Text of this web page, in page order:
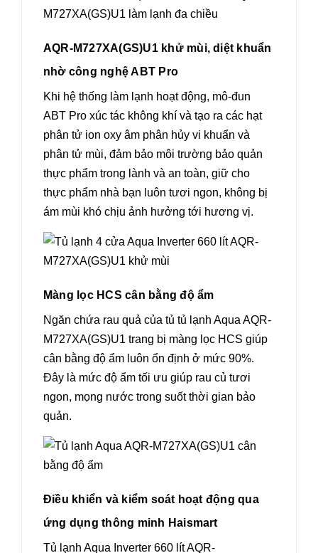
AQR-M727XA(GS)U1 khử mùi, diệt khuẩn
nhờ công nghệ ABT Pro
Khi hệ thống làm lạnh hoạt động, mô-đun
ABT Pro xúc tác không khí và tạo ra các hạt
phân tử ion oxy âm phân hủy vi khuẩn và
phân tử mùi, đảm bảo môi trường bảo quản
thực phẩm trong lành và an toàn, giữ cho
thực phẩm nhà bạn luôn tươi ngon, không bị
ám mùi khó chịu ảnh hưởng tới hương vị.
Màng lọc HCS cân bằng độ ẩm
Ngăn chứa rau quả của tủ tủ lạnh Aqua AQR-
M727XA(GS)U1 trang bị màng lọc HCS giúp
cân bằng độ ẩm luôn ổn định ở mức 90%.
Đây là mức độ ẩm tối ưu giúp rau củ tươi
ngon, mọng nước trong suốt thời gian bảo
quản.
Điều khiển và kiểm soát hoạt động qua
ứng dụng thông minh Haismart
Tủ lạnh Aqua Inverter 660 lít AQR-